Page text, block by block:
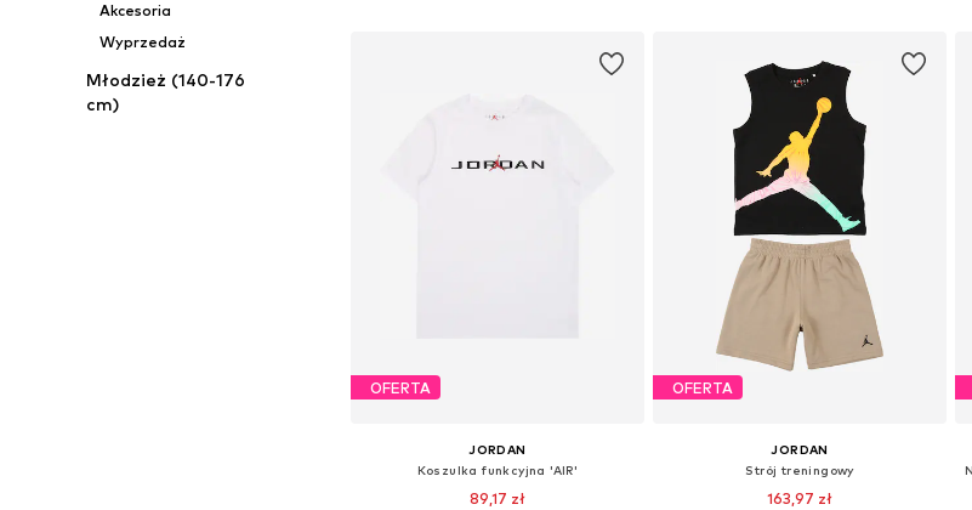
Akcesoria
Wyprzedaż
Młodzież (140-176
cm)
OFERTA
JORDAN
Koszulka funkcyjna 'AIR'
89,17 zł
OFERTA
JORDAN
Strój treningowy
163,97 zł